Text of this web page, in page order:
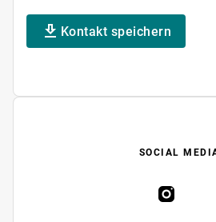
Kontakt speichern
SOCIAL